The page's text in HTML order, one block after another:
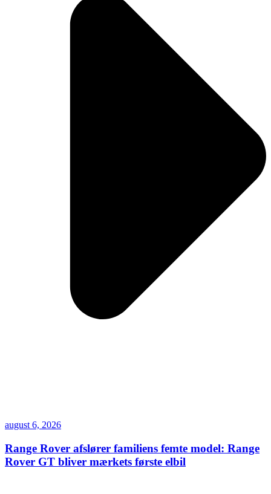
august 6, 2026
Range Rover afslører familiens femte model: Range
Rover GT bliver mærkets første elbil